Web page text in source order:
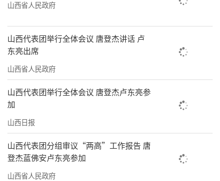
山西省人民政府
山西代表团举行全体会议 唐登杰讲话 卢
东亮出席
山西省人民政府
山西代表团举行全体会议 唐登杰卢东亮参
加
山西日报
山西代表团分组审议“两高”工作报告 唐
登杰蓝佛安卢东亮参加
山西省人民政府